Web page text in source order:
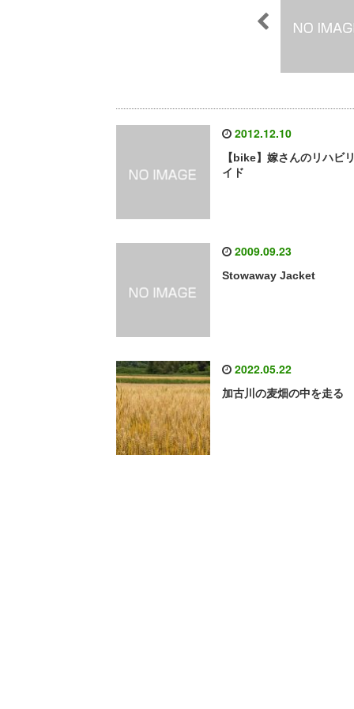
2012.12.10
【bike】嫁さんのリハビ
イド
2009.09.23
Stowaway Jacket
2022.05.22
加古川の麦畑の中を走る